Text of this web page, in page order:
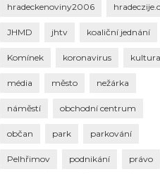
hradeckenoviny2006
JHMD jhtv koaliční jednání
Komínek koronavirus kultura
média město nežárka
náměstí obchodní centrum
občan park parkování
Pelhřimov podnikání právo